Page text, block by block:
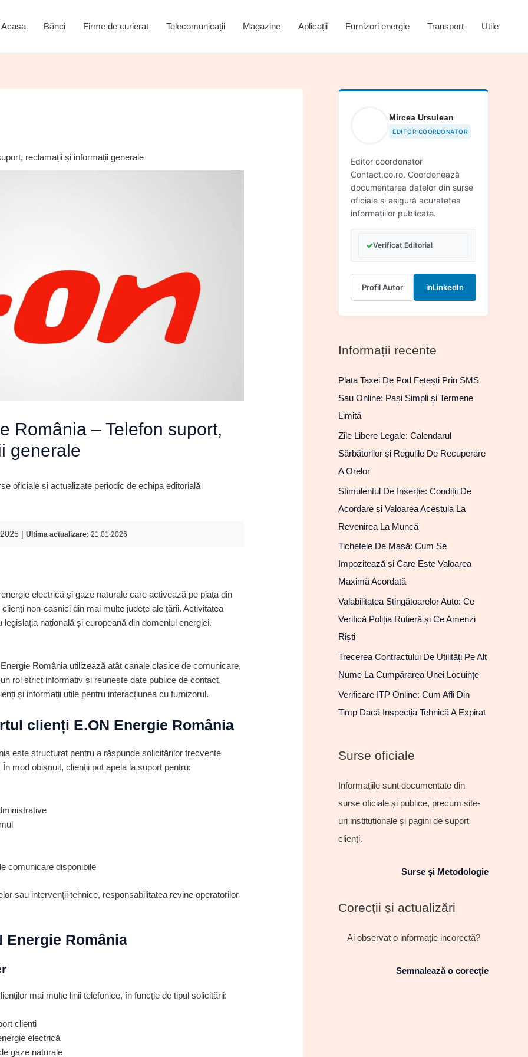
Acasa Bănci Firme de curierat Telecomunicații Magazine Aplicații Furnizori energie Transport Utile
reclamații și informații generale
România – Telefon suport,
generale
oficiale și actualizate periodic de echipa editorială
|Ultima actualizare: 21.01.2026
electrică și gaze naturale care activează pe piața din
non-casnici din mai multe județe ale țării. Activitatea
națională și europeană din domeniul energiei.
România utilizează atât canale clasice de comunicare,
rol strict informativ și reunește date publice de contact,
și informații utile pentru interacțiunea cu furnizorul.
clienți E.ON Energie România
este structurat pentru a răspunde solicitărilor frecvente
mod obișnuit, clienții pot apela la suport pentru:
comunicare disponibile
sau intervenții tehnice, responsabilitatea revine operatorilor
Energie România
mai multe linii telefonice, în funcție de tipul solicitării:
clienți
electrică
gaze naturale
Mircea Ursulean
EDITOR COORDONATOR
Editor coordonator
Contact.co.ro. Coordonează
documentarea datelor din surse
oficiale și asigură acuratețea
informațiilor publicate.
✓Verificat Editorial
Profil Autor inLinkedIn
Informații recente
Plata Taxei De Pod Fetești Prin SMS
Sau Online: Pași Simpli și Termene
Limită
Zile Libere Legale: Calendarul
Sărbătorilor și Regulile De Recuperare
A Orelor
Stimulentul De Inserție: Condiții De
Acordare și Valoarea Acestuia La
Revenirea La Muncă
Tichetele De Masă: Cum Se
Impozitează și Care Este Valoarea
Maximă Acordată
Valabilitatea Stingătoarelor Auto: Ce
Verifică Poliția Rutieră și Ce Amenzi
Riști
Trecerea Contractului De Utilități Pe Alt
Nume La Cumpărarea Unei Locuințe
Verificare ITP Online: Cum Afli Din
Timp Dacă Inspecția Tehnică A Expirat
Surse oficiale
Informațiile sunt documentate din
surse oficiale și publice, precum site-
uri instituționale și pagini de suport
clienți.
Surse și Metodologie
Corecții și actualizări
Ai observat o informație incorectă?
Semnalează o corecție